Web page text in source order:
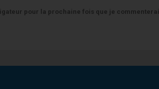
pour la prochaine fois que je commenterai.